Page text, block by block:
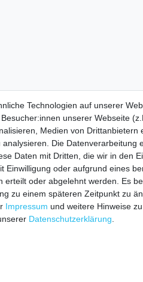
Technologien auf unserer
unserer Webseite
Medien von Drittanbietern
Die Datenverarbeitung
Daten mit Dritten, die wir in den
Einwilligung oder aufgrund eines
erteilt oder abgelehnt werden. Es
zu einem späteren Zeitpunkt zu
Impressum und weitere Hinweise
Daten­schutz­erklärung